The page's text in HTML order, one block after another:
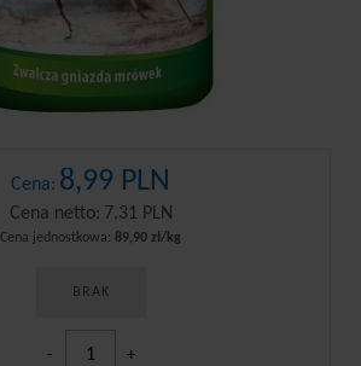
Cena: 8,99 PLN
Cena netto: 7,31 PLN
Cena jednostkowa: 89,90 zł/kg
BRAK
- +